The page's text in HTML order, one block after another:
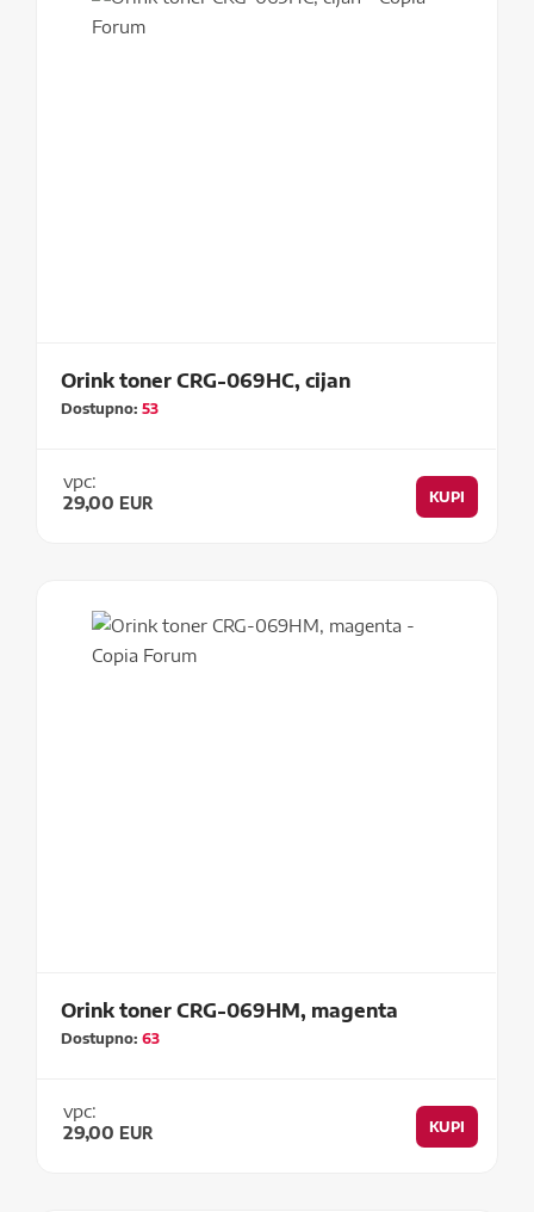
Orink toner CRG-069HC, cijan
Dostupno:53
vpc:
29,00 EUR KUPI
Orink toner CRG-069HM, magenta
Dostupno:63
vpc:
29,00 EUR KUPI